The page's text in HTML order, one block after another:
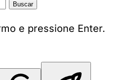
Buscar
e pressione Enter.